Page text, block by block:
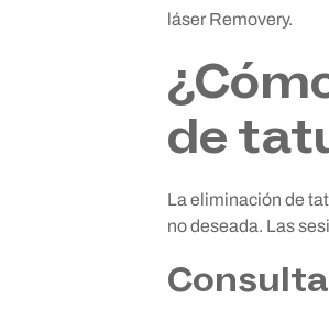
láser Removery.
de
La eliminación de
no deseada. Las